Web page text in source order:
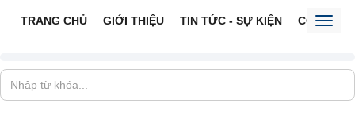
TRANG CHỦ GIỚI THIỆU TIN TỨC - SỰ KIỆN CỔNG